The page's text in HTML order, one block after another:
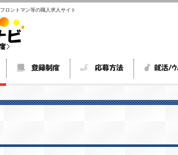
フロントマン等の職人求人サイト